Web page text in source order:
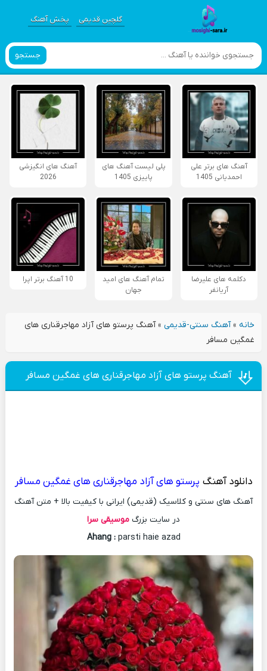
گلچین قدیمی پخش آهنگ
جستجو
آهنگ های برتر علی
احمدیانی 1405
پلی لیست آهنگ های
پاییزی 1405
آهنگ های انگیزشی
2026
دکلمه های علیرضا
آریانفر
تمام آهنگ های امید
جهان
10 آهنگ برتر اپرا
خانه»آهنگ سنتی-قدیمی»آهنگ پرستو های آزاد مهاجرقناری های
غمگین مسافر
آهنگ پرستو های آزاد مهاجرقناری های غمگین مسافر
دانلود آهنگ پرستو های آزاد مهاجرقناری های غمگین مسافر
آهنگ های سنتی و کلاسیک (قدیمی) ایرانی با کیفیت بالا + متن آهنگ
در سایت بزرگ موسیقی سرا
Ahang :parsti haie azad